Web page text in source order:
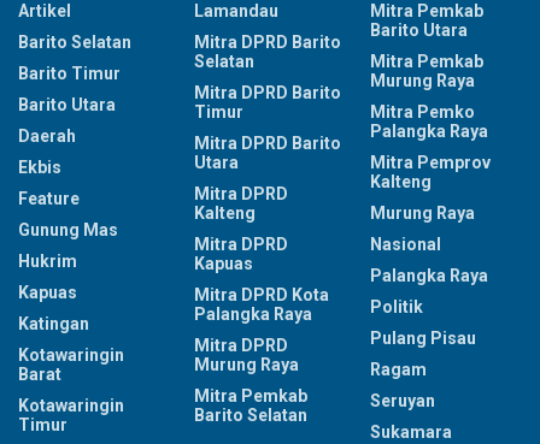
Artikel
Barito Selatan
Barito Timur
Barito Utara
Daerah
Ekbis
Feature
Gunung Mas
Hukrim
Kapuas
Katingan
Kotawaringin
Barat
Kotawaringin
Timur
Lamandau
Mitra DPRD Barito
Selatan
Mitra DPRD Barito
Timur
Mitra DPRD Barito
Utara
Mitra DPRD
Kalteng
Mitra DPRD
Kapuas
Mitra DPRD Kota
Palangka Raya
Mitra DPRD
Murung Raya
Mitra Pemkab
Barito Selatan
Mitra Pemkab
Barito Utara
Mitra Pemkab
Murung Raya
Mitra Pemko
Palangka Raya
Mitra Pemprov
Kalteng
Murung Raya
Nasional
Palangka Raya
Politik
Pulang Pisau
Ragam
Seruyan
Sukamara